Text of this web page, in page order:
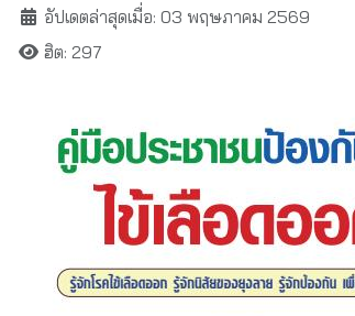
อัปเดตล่าสุดเมื่อ: 03 พฤษภาคม 2569
ฮิต: 297